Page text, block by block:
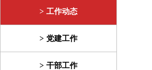
工作动态
党建工作
干部工作